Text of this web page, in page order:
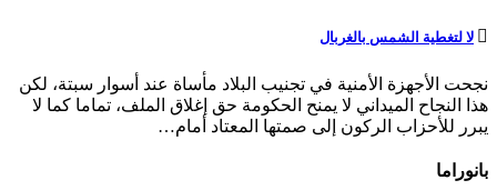
لا لتغطية الشمس بالغربال
نجحت الأجهزة الأمنية في تجنيب البلاد مأساة عند أسوار سبتة، لكن
هذا النجاح الميداني لا يمنح الحكومة حق إغلاق الملف، تماما كما لا
يبرر للأحزاب الركون إلى صمتها المعتاد أمام…
بانوراما